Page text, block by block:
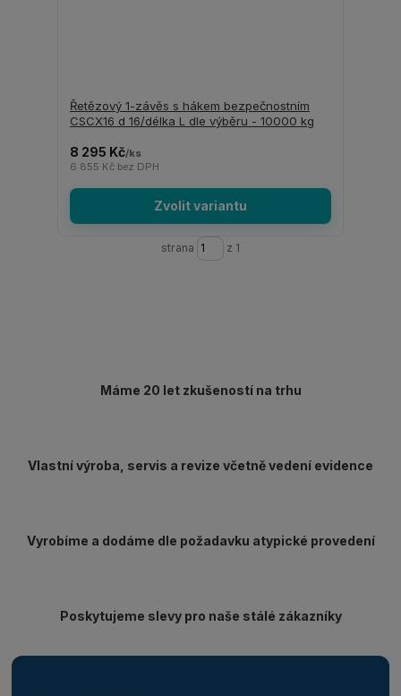
Řetězový 1-závěs s hákem bezpečnostním
CSCX16 d 16/délka L dle výběru - 10000 kg
8 295 Kč/ks
6 855 Kč bez DPH
Zvolit variantu
strana z 1
Máme 20 let zkušeností na trhu
Vlastní výroba, servis a revize včetně vedení evidence
Vyrobíme a dodáme dle požadavku atypické provedení
Poskytujeme slevy pro naše stálé zákazníky